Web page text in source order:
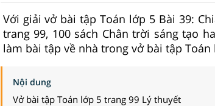
Với giải vở bài tập Toán lớp 5 Bài 39:
trang 99, 100 sách Chân trời sáng tạo
làm bài tập về nhà trong vở bài tập Toán
Nội dung
Vở bài tập Toán lớp 5 trang 99 Lý thuyết